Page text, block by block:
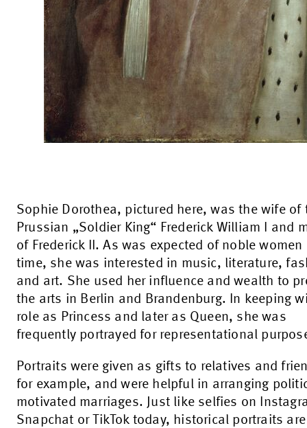
Sophie Dorothea, pictured here, was the wife of
Prussian „Soldier King“ Frederick William I and
of Frederick II. As was expected of noble women
time, she was interested in music, literature,
and art. She used her influence and wealth to
the arts in Berlin and Brandenburg. In keeping
role as Princess and later as Queen, she was
frequently portrayed for representational
Portraits were given as gifts to relatives and
for example, and were helpful in arranging
motivated marriages. Just like selfies on
Snapchat or TikTok today, historical portraits